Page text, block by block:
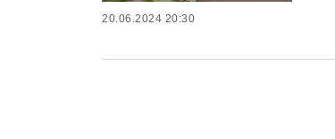
20.06.2024 20:30